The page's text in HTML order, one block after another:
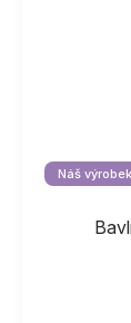
Náš výrobek